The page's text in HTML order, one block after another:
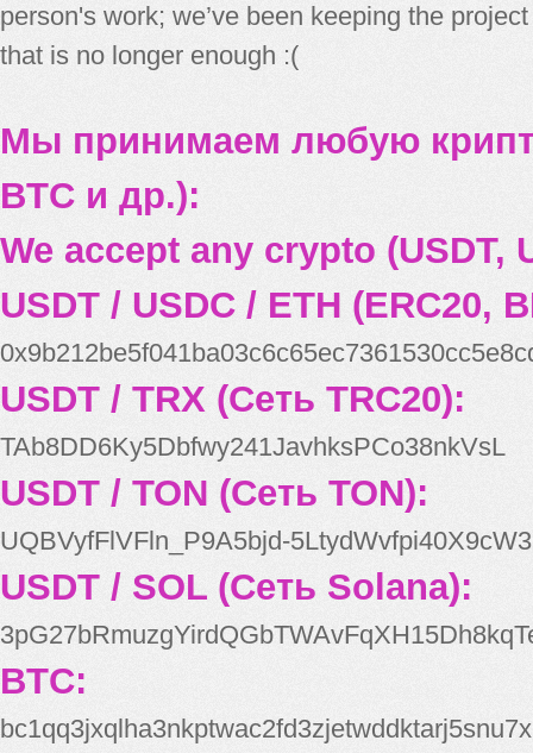
person's work; we’ve been keeping the
that is no longer enough :(
Мы принимаем любую
BTC и др.):
We accept any crypto (USDT,
USDT / USDC / ETH (ERC20,
USDT / TRX (Сеть TRC20):
TAb8DD6Ky5Dbfwy241JavhksPCo38nkVsL
USDT / TON (Сеть TON):
UQBVyfFlVFln_P9A5bjd-
USDT / SOL (Сеть Solana):
BTC:
bc1qq3jxqlha3nkptwac2fd3zjetwddktarj5snu7x